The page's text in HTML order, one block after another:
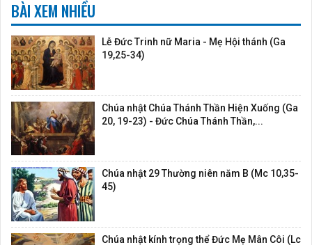
BÀI XEM NHIỀU
Lễ Đức Trinh nữ Maria - Mẹ Hội thánh (Ga
19,25-34)
Chúa nhật Chúa Thánh Thần Hiện Xuống (Ga
20, 19-23) - Đức Chúa Thánh Thần,...
Chúa nhật 29 Thường niên năm B (Mc 10,35-
45)
Chúa nhật kính trọng thể Đức Mẹ Mân Côi (Lc